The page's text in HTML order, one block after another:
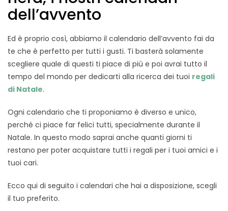
dell’avvento
Ed è proprio così, abbiamo il calendario dell’avvento fai da
te che è perfetto per tutti i gusti. Ti basterà solamente
scegliere quale di questi ti piace di più e poi avrai tutto il
tempo del mondo per dedicarti alla ricerca dei tuoi regali
di Natale.
Ogni calendario che ti proponiamo è diverso e unico,
perché ci piace far felici tutti, specialmente durante il
Natale. In questo modo saprai anche quanti giorni ti
restano per poter acquistare tutti i regali per i tuoi amici e i
tuoi cari.
Ecco qui di seguito i calendari che hai a disposizione, scegli
il tuo preferito.